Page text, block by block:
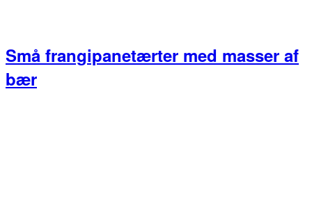
Små frangipanetærter med masser af
bær